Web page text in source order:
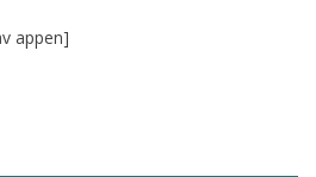
appen]